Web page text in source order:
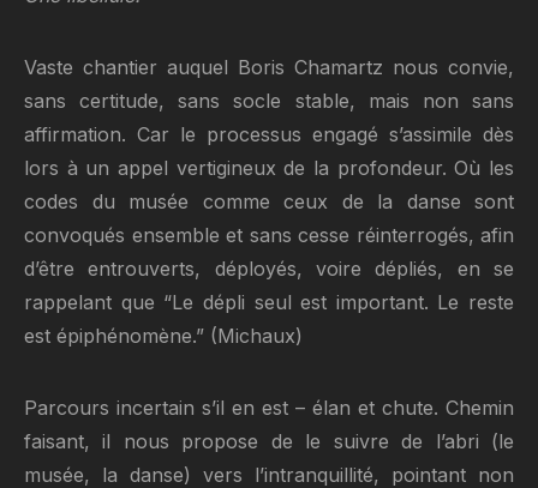
Vaste chantier auquel Boris Chamartz nous convie,
sans certitude, sans socle stable, mais non sans
affirmation. Car le processus engagé s’assimile dès
lors à un appel vertigineux de la profondeur. Où les
codes du musée comme ceux de la danse sont
convoqués ensemble et sans cesse réinterrogés, afin
d’être entrouverts, déployés, voire dépliés, en se
rappelant que “Le dépli seul est important. Le reste
est épiphénomène.” (Michaux)
Parcours incertain s’il en est – élan et chute. Chemin
faisant, il nous propose de le suivre de l’abri (le
musée, la danse) vers l’intranquillité, pointant non